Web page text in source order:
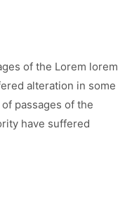
of the Lorem lorem
alteration in some
passages of the
have suffered